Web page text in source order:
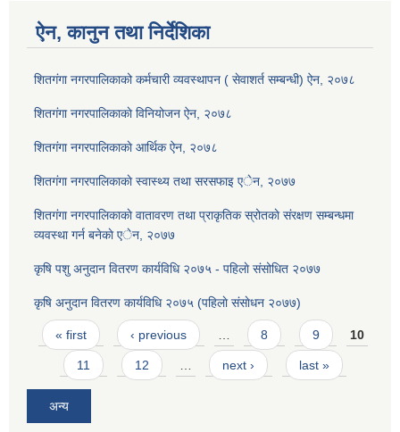
ऐन, कानुन तथा निर्देशिका
शितगंगा नगरपालिकाको कर्मचारी व्यवस्थापन ( सेवाशर्त सम्बन्धी) ऐन, २०७८
शितगंगा नगरपालिकाकाे विनियोजन ऐन, २०७८
शितगंगा नगरपालिकाकाे आर्थिक ऐन, २०७८
शितगंगा नगरपालिकाकाे स्वास्थ्य तथा सरसफाइ एेन, २०७७
शितगंगा नगरपालिकाकाे वातावरण तथा प्राकृतिक स्रोतकाे संरक्षण सम्बन्धमा
व्यवस्था गर्न बनेकाे एेन, २०७७
कृषि पशु अनुदान वितरण कार्यविधि २०७५ - पहिलाे संसोधित २०७७
कृषि अनुदान वितरण कार्यविधि २०७५ (पहिलाे संसाेधन २०७७)
Pages
« first ‹ previous 8 9 10
11 12 next › last »
अन्य